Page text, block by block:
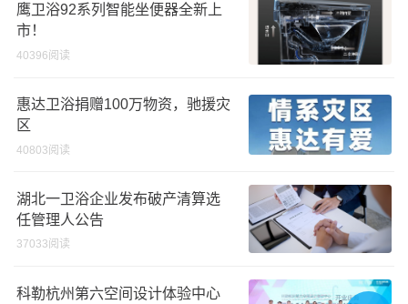
鹰卫浴92系列智能坐便器全新上
市！
40396阅读
惠达卫浴捐赠100万物资，驰援灾
区
40803阅读
湖北一卫浴企业发布破产清算选
任管理人公告
37033阅读
科勒杭州第六空间设计体验中心